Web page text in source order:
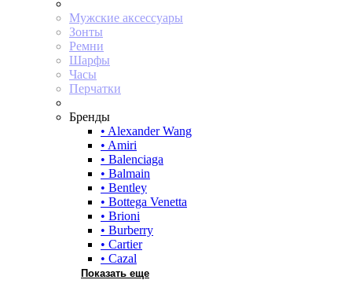
Мужские аксессуары
Зонты
Ремни
Шарфы
Часы
Перчатки
Бренды
• Alexander Wang
• Amiri
• Balenciaga
• Balmain
• Bentley
• Bottega Venetta
• Brioni
• Burberry
• Cartier
• Cazal
Показать еще